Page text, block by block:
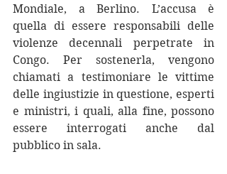
Mondiale, a Berlino. L’accusa è
quella di essere responsabili delle
violenze decennali perpetrate in
Congo. Per sostenerla, vengono
chiamati a testimoniare le vittime
delle ingiustizie in questione, esperti
e ministri, i quali, alla fine, possono
essere interrogati anche dal
pubblico in sala.